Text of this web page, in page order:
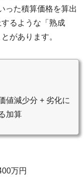
った積算価格を算出
るような「熟成
があります。
値減少分 + 劣化に
加算
万円